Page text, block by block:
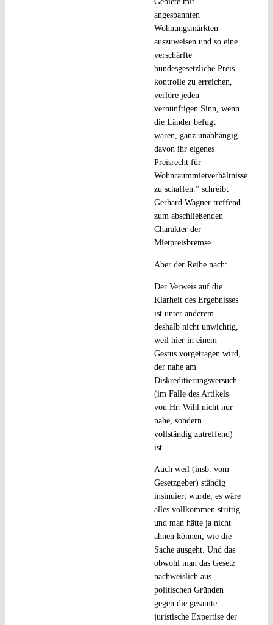
angespannten
Wohnungsmärkten
auszuweisen und so eine
verschärfte
bundesgesetzliche Preis-
kontrolle zu erreichen,
verlöre jeden
vernünftigen Sinn, wenn
die Länder befugt
wären, ganz unabhängig
davon ihr eigenes
Preisrecht für
Wohnraummietverhältnisse
zu schaffen.” schreibt
Gerhard Wagner treffend
zum abschließenden
Charakter der
Mietpreisbremse.
Aber der Reihe nach:
Der Verweis auf die
Klarheit des Ergebnisses
ist unter anderem
deshalb nicht unwichtig,
weil hier in einem
Gestus vorgetragen wird,
der nahe am
Diskreditierungsversuch
(im Falle des Artikels
von Hr. Wihl nicht nur
nahe, sondern
vollständig zutreffend)
ist.
Auch weil (insb. vom
Gesetzgeber) ständig
insinuiert wurde, es wäre
alles vollkommen strittig
und man hätte ja nicht
ahnen können, wie die
Sache ausgeht. Und das
obwohl man das Gesetz
nachweislich aus
politischen Gründen
gegen die gesamte
juristische Expertise der